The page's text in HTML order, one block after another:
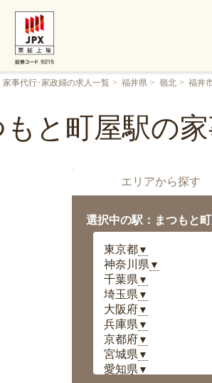
家事代行･家政婦の求人一覧 福井県 嶺北 福井
もと町屋駅の
エリアから探す
選択中の駅：まつもと
東京都▼
神奈川県 ▼
千葉県 ▼
埼玉県 ▼
大阪府▼
兵庫県 ▼
京都府▼
宮城県 ▼
愛知県 ▼